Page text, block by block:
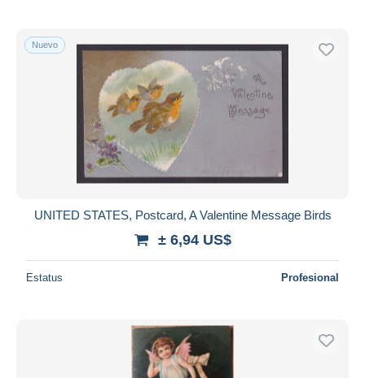
Nuevo
UNITED STATES, Postcard, A Valentine Message Birds
± 6,94 US$
Estatus Profesional